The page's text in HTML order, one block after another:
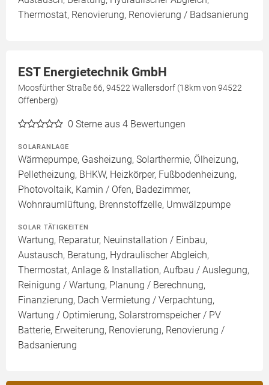
Thermostat, Renovierung, Renovierung / Badsanierung
EST Energietechnik GmbH
Moosfürther Straße 66, 94522 Wallersdorf (18km von 94522
Offenberg)
0 Sterne aus 4 Bewertungen
SOLARANLAGE
Wärmepumpe, Gasheizung, Solarthermie, Ölheizung,
Pelletheizung, BHKW, Heizkörper, Fußbodenheizung,
Photovoltaik, Kamin / Ofen, Badezimmer,
Wohnraumlüftung, Brennstoffzelle, Umwälzpumpe
SOLAR TÄTIGKEITEN
Wartung, Reparatur, Neuinstallation / Einbau,
Austausch, Beratung, Hydraulischer Abgleich,
Thermostat, Anlage & Installation, Aufbau / Auslegung,
Reinigung / Wartung, Planung / Berechnung,
Finanzierung, Dach Vermietung / Verpachtung,
Wartung / Optimierung, Solarstromspeicher / PV
Batterie, Erweiterung, Renovierung, Renovierung /
Badsanierung